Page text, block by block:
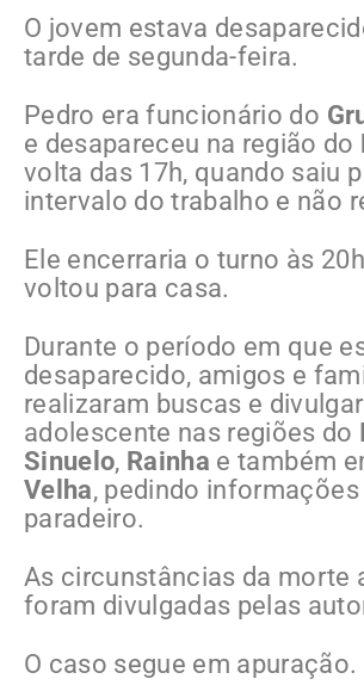
O jovem estava
tarde de segunda-feira.
Pedro era funcionário do
e desapareceu na região do
volta das 17h, quando saiu
intervalo do trabalho e não
Ele encerraria o turno às
voltou para casa.
Durante o período em que
desaparecido, amigos e
realizaram buscas e
adolescente nas regiões do
Sinuelo, Rainha e também
Velha, pedindo
paradeiro.
As circunstâncias da morte
foram divulgadas pelas
O caso segue em apuração.